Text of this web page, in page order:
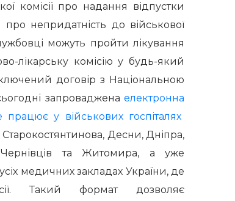
комісії про надання відпустки
непридатність до військової
можуть пройти лікування
лікарську комісію у будь-який
договір з Національною
запровадженаелектронна
працює у військових госпіталях
Десни, Дніпра,
та Житомира, а уже
медичних закладах України, де
Такий формат дозволяє